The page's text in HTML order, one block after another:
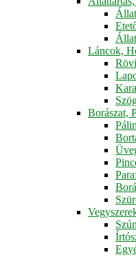
Láncok,
Borászat,